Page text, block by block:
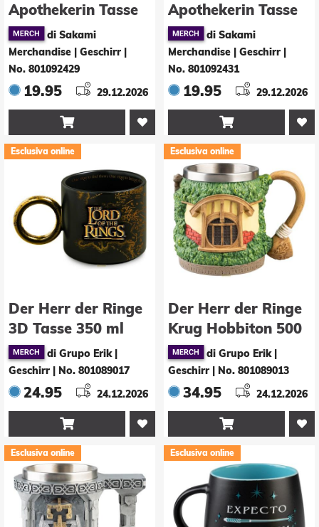
Apothekerin Tasse
Maomao & Jinshi
330 ml
di Sakami
Merchandise | Geschirr
No. 801092429
19.95 29.12.2026

Apothekerin Tasse
Maomao 330 ml
di Sakami
Merchandise | Geschirr
No. 801092431
19.95 29.12.2026

Esclusiva online
Der Herr der Ringe
3D Tasse 350 ml
di Grupo Erik |
Geschirr
No. 801089017
24.95 24.12.2026

Esclusiva online
Der Herr der Ringe
Krug Hobbiton 500
ml
di Grupo Erik |
Geschirr
No. 801089013
34.95 24.12.2026

Esclusiva online Esclusiva online